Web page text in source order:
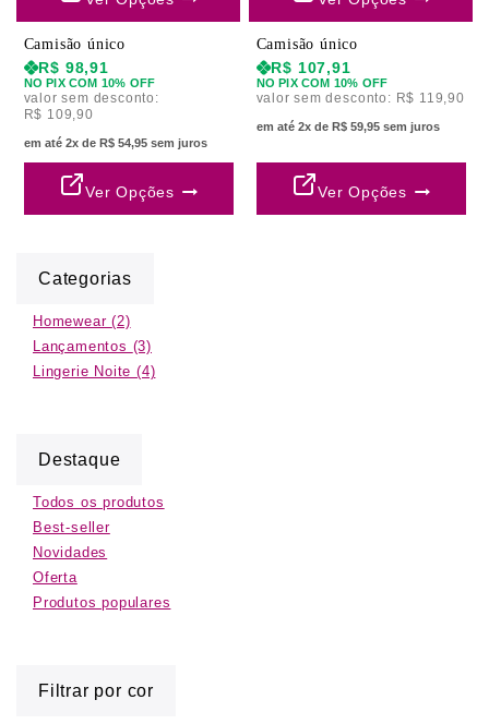
Camisão único
R$ 98,91
NO PIX COM 10% OFF
valor sem desconto:
R$ 109,90
em até 2x de R$ 54,95 sem juros
Ver Opções
Camisão único
R$ 107,91
NO PIX COM 10% OFF
valor sem desconto: R$ 119,90
em até 2x de R$ 59,95 sem juros
Ver Opções
Categorias
Homewear(2)
Lançamentos (3)
Lingerie Noite(4)
Destaque
Todos os produtos
Best-seller
Novidades
Oferta
Produtos populares
Filtrar por cor